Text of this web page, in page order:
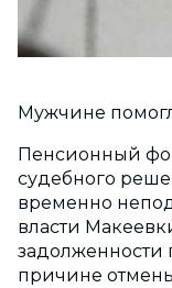
Мужчине
Пенсионный
судебного
временно
власти
задолженности
причине